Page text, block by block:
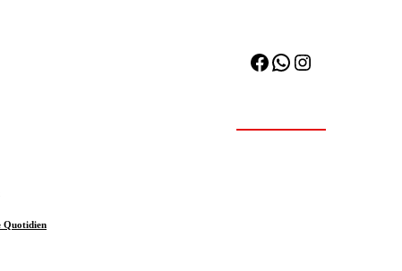
Facebook
WhatsApp
Instagram
Quotidien